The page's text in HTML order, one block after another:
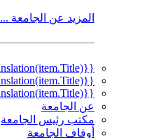
المزيد عن الجامعة ...
{{mmc.getCurrentTranslation(item.Title)}}
{{mmc.getCurrentTranslation(item.Title)}}
{{mmc.getCurrentTranslation(item.Title)}}
عن الجامعة
مكتب رئيس الجامعة
أوقاف الجامعة